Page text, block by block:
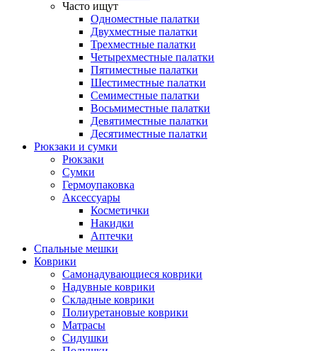
Часто ищут
Одноместные палатки
Двухместные палатки
Трехместные палатки
Четырехместные палатки
Пятиместные палатки
Шестиместные палатки
Семиместные палатки
Восьмиместные палатки
Девятиместные палатки
Десятиместные палатки
Рюкзаки и сумки
Рюкзаки
Сумки
Гермоупаковка
Аксессуары
Косметички
Накидки
Аптечки
Спальные мешки
Коврики
Самонадувающиеся коврики
Надувные коврики
Складные коврики
Полиуретановые коврики
Матрасы
Сидушки